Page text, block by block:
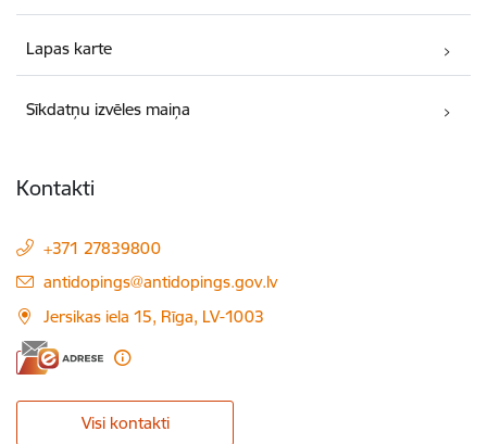
Lapas karte
Sīkdatņu izvēles maiņa
Kontakti
+371 27839800
E-pasts:
antidopings@antidopings.gov.lv
Jersikas iela 15, Rīga, LV-1003
Visi kontakti